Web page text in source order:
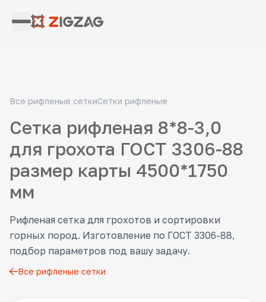
Все рифленые сеткиСетки рифленые
Сетка рифленая 8*8-3,0
для грохота ГОСТ 3306-88
размер карты 4500*1750
мм
Рифленая сетка для грохотов и сортировки
горных пород. Изготовление по ГОСТ 3306-88,
подбор параметров под вашу задачу.
Все рифленые сетки